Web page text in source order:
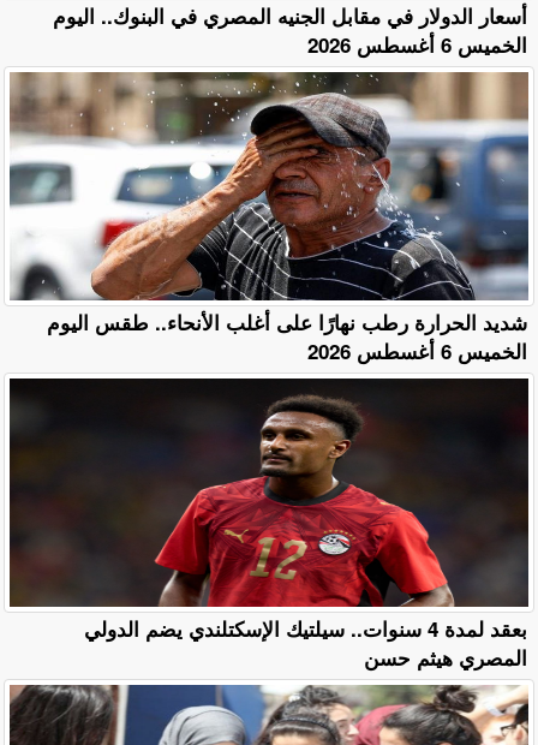
أسعار الدولار في مقابل الجنيه المصري في البنوك.. اليوم
الخميس 6 أغسطس 2026
​شديد الحرارة رطب نهارًا على أغلب الأنحاء.. طقس اليوم
الخميس 6 أغسطس 2026
بعقد لمدة 4 سنوات.. سيلتيك الإسكتلندي يضم الدولي
المصري هيثم حسن